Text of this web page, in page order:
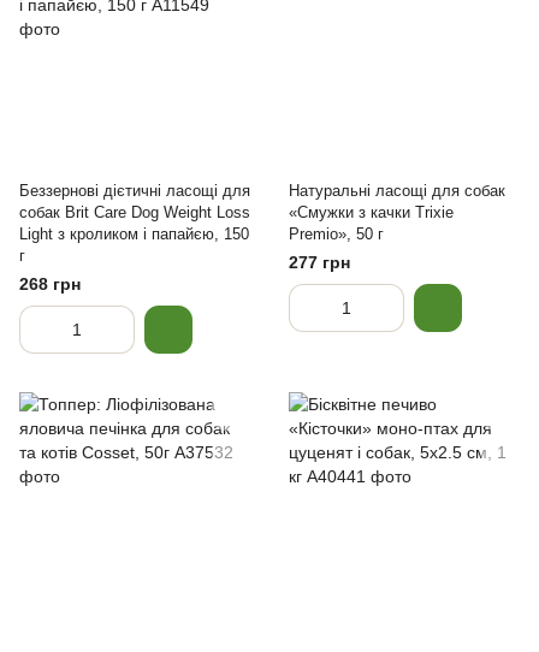
Беззернові дієтичні ласощі для
собак Brit Care Dog Weight Loss
Light з кроликом і папайєю, 150
г
268 грн
Натуральні ласощі для собак
«Смужки з качки Trixie
Premio», 50 г
277 грн